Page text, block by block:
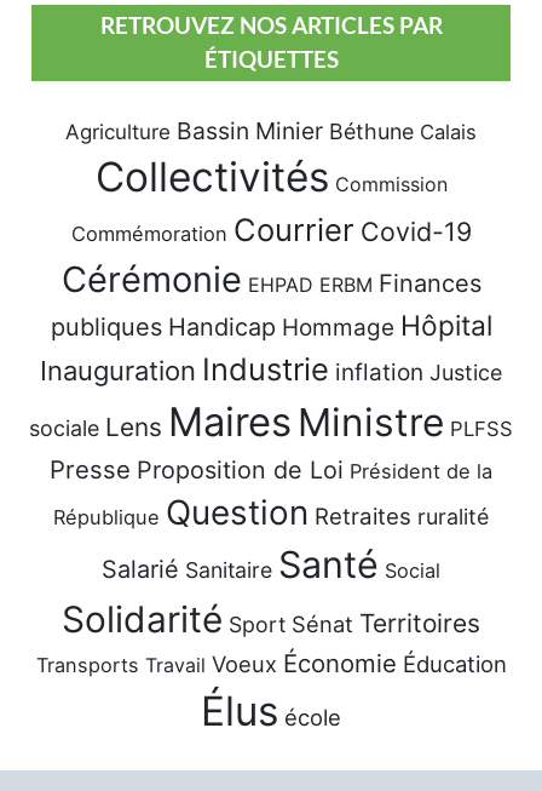
RETROUVEZ NOS ARTICLES PAR
ÉTIQUETTES
Agriculture Bassin Minier Béthune Calais
Collectivités Commission
Commémoration Courrier Covid-19
Cérémonie EHPAD ERBM Finances
publiques Handicap Hommage Hôpital
Inauguration Industrie inflation Justice
sociale Lens Maires Ministre PLFSS
Presse Proposition de Loi Président de la
République Question Retraites ruralité
Salarié Sanitaire Santé Social
Solidarité Sport Sénat Territoires
Transports Travail Voeux Économie Éducation
Élus école